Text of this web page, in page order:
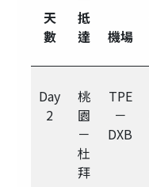
天
數
抵
達
機場
Day
2
桃
園
－
杜
拜
TPE
－
DXB